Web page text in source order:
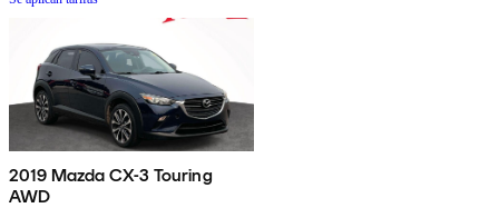
2019 Mazda CX-3 Touring
AWD